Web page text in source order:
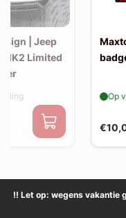
| Jeep
MK2 Limited
Op
!! Let op: wegens vakantie